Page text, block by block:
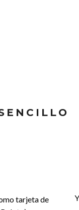
tarjeta de